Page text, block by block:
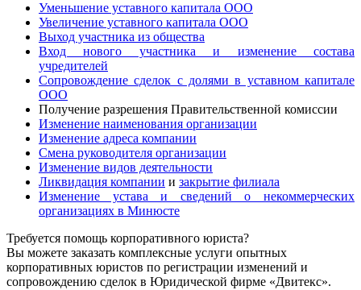
Уменьшение уставного капитала ООО
Увеличение уставного капитала ООО
Выход участника из общества
Вход нового участника и изменение состава
учредителей
Сопровождение сделок с долями в уставном капитале
ООО
Получение разрешения Правительственной комиссии
Изменение наименования организации
Изменение адреса компании
Смена руководителя организации
Изменение видов деятельности
Ликвидация компании и закрытие филиала
Изменение устава и сведений о некоммерческих
организациях в Минюсте
Требуется помощь корпоративного юриста?
Вы можете заказать комплексные услуги опытных
корпоративных юристов по регистрации изменений и
сопровождению сделок в Юридической фирме «Двитекс».